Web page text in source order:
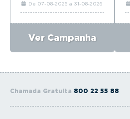
De 07-08-2026 a 31-08-2026
Ver Campanha
Chamada Gratuita 800 22 55 88